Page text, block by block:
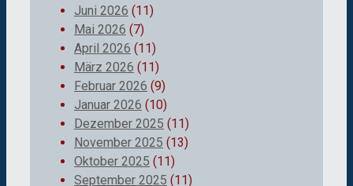
Juni 2026 (11)
Mai 2026 (7)
April 2026 (11)
März 2026 (11)
Februar 2026 (9)
Januar 2026 (10)
Dezember 2025 (11)
November 2025 (13)
Oktober 2025 (11)
September 2025 (11)